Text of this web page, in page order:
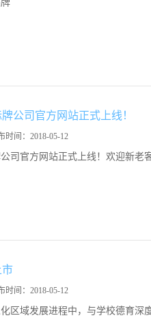
公司官方网站正式上线！
时间： 2018-05-12
司官方网站正式上线！欢迎新
时间： 2018-05-12
区域发展进程中，与学校德育